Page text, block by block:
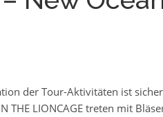
der Tour-Aktivitäten ist
THE LIONCAGE treten mit